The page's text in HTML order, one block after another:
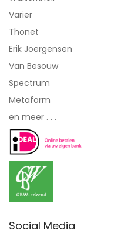
Varier
Thonet
Erik Joergensen
Van Besouw
Spectrum
Metaform
en meer . . .
Social Media